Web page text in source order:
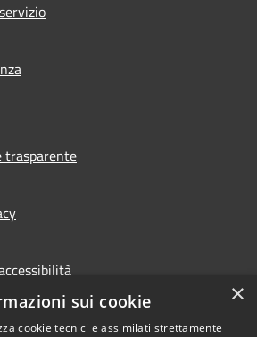
trasparente
×
sui cookie
cookie tecnici e assimilati strettamente